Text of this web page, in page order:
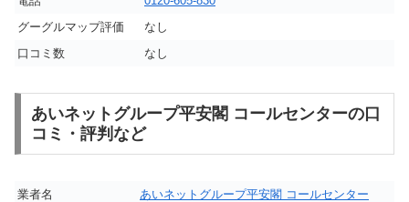
グーグルマップ評価
なし
口コミ数
なし
あいネットグループ平安閣 コールセンターの口
コミ・評判など
業者名
あいネットグループ平安閣 コールセンター